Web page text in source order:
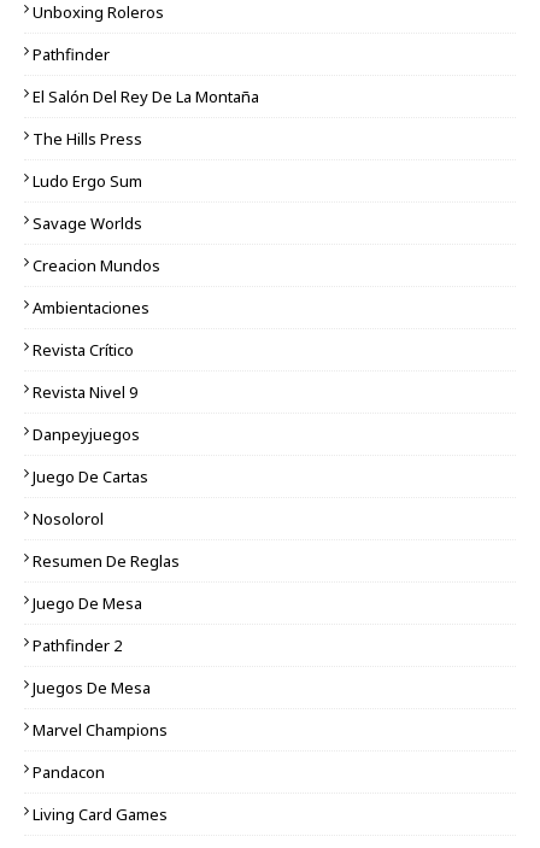
Unboxing Roleros
Pathfinder
El Salón Del Rey De La Montaña
The Hills Press
Ludo Ergo Sum
Savage Worlds
Creacion Mundos
Ambientaciones
Revista Crítico
Revista Nivel 9
Danpeyjuegos
Juego De Cartas
Nosolorol
Resumen De Reglas
Juego De Mesa
Pathfinder 2
Juegos De Mesa
Marvel Champions
Pandacon
Living Card Games